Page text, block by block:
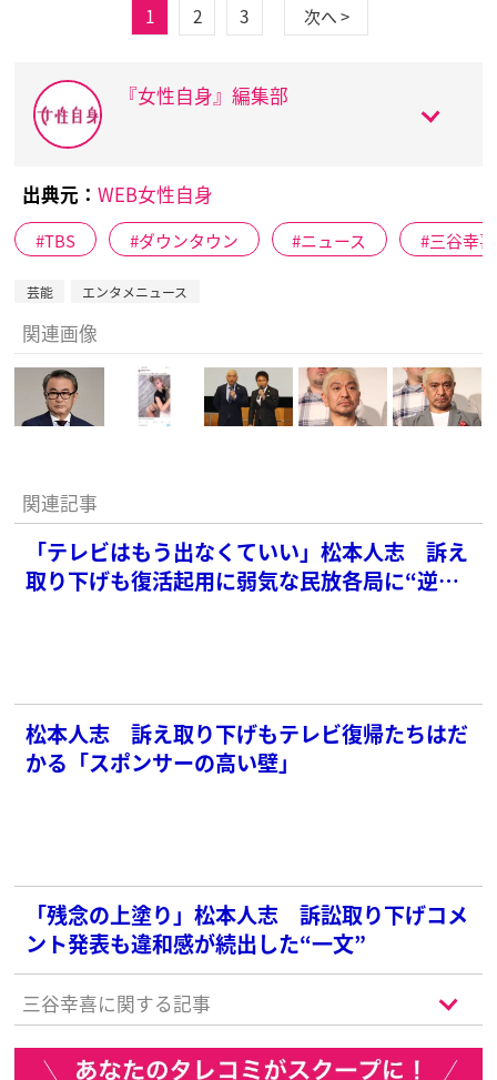
1 2 3 次へ >
『女性自身』編集部
出典元： WEB女性自身
TBS ダウンタウン ニュース 三谷幸喜
芸能 エンタメニュース
関連画像
関連記事
「テレビはもう出なくていい」松本人志 訴え
取り下げも復活起用に弱気な民放各局に“逆ギ
松本人志 訴え取り下げもテレビ復帰たちはだ
かる「スポンサーの高い壁」
「残念の上塗り」松本人志 訴訟取り下げコメ
ント発表も違和感が続出した“一文”
三谷幸喜に関する記事